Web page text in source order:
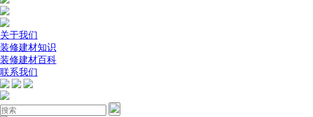
关于我们
装修建材知识
装修建材百科
联系我们